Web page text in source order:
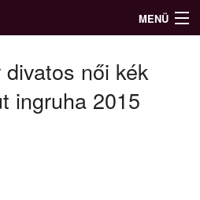
MENÜ
női kék
ingruha 2015